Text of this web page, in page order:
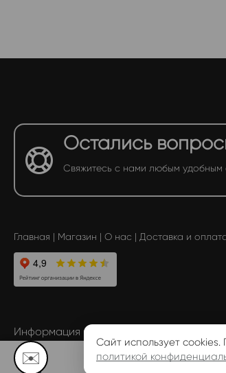
Остались
Свяжитесь с нами любым
Главная | Магазин | О нас | Доставка и
✉️
Информация размещенная на сайте, не
Сайт использует
политикой